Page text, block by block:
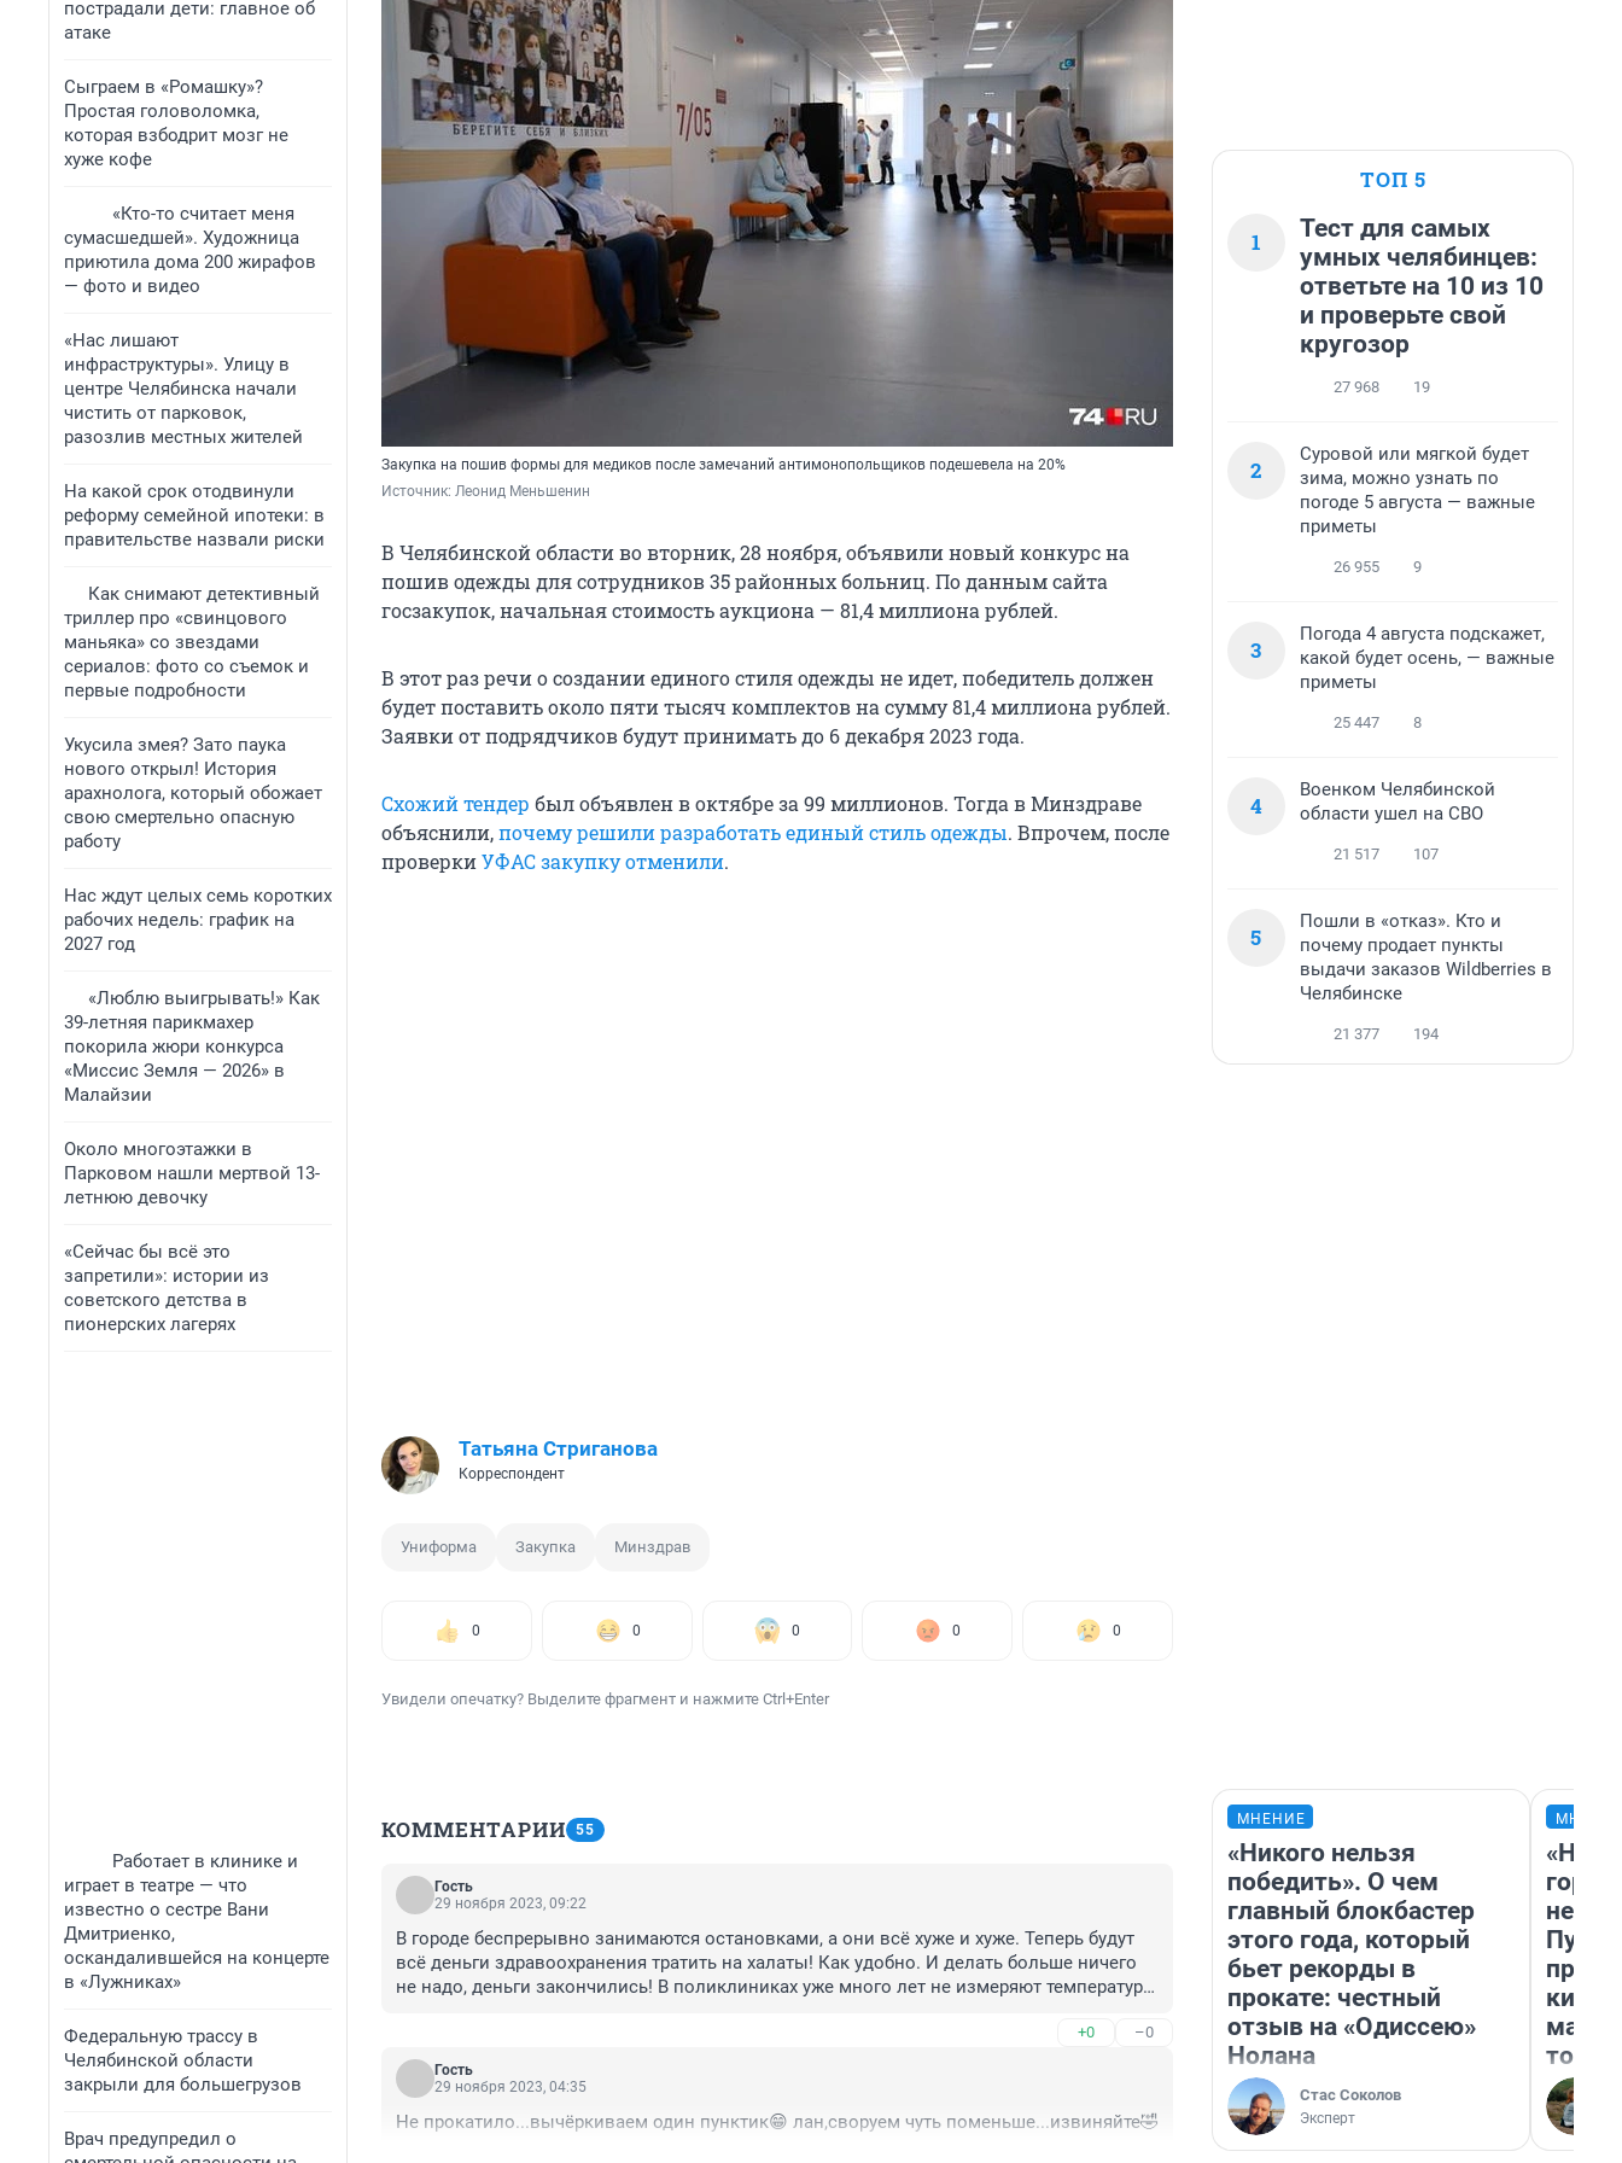
пострадали дети: главное об
атаке
Сыграем в «Ромашку»?
Простая головоломка,
которая взбодрит мозг не
хуже кофе
«Кто-то считает меня
сумасшедшей». Художница
приютила дома 200 жирафов
— фото и видео
«Нас лишают
инфраструктуры». Улицу в
центре Челябинска начали
чистить от парковок,
разозлив местных жителей
На какой срок отодвинули
реформу семейной ипотеки: в
правительстве назвали риски
Как снимают детективный
триллер про «свинцового
маньяка» со звездами
сериалов: фото со съемок и
первые подробности
Укусила змея? Зато паука
нового открыл! История
арахнолога, который обожает
свою смертельно опасную
работу
Нас ждут целых семь коротких
рабочих недель: график на
2027 год
«Люблю выигрывать!» Как
39-летняя парикмахер
покорила жюри конкурса
«Миссис Земля — 2026» в
Малайзии
Около многоэтажки в
Парковом нашли мертвой 13-
летнюю девочку
«Сейчас бы всё это
запретили»: истории из
советского детства в
пионерских лагерях
Работает в клинике и
играет в театре — что
известно о сестре Вани
Дмитриенко,
оскандалившейся на концерте
в «Лужниках»
Федеральную трассу в
Челябинской области
закрыли для большегрузов
Врач предупредил о
Закупка на пошив формы для медиков после замечаний антимонопольщиков подешевела на 20%
Источник: Леонид Меньшенин
В Челябинской области во вторник, 28 ноября, объявили новый конкурс на
пошив одежды для сотрудников 35 районных больниц. По данным сайта
госзакупок, начальная стоимость аукциона — 81,4 миллиона рублей.
В этот раз речи о создании единого стиля одежды не идет, победитель должен
будет поставить около пяти тысяч комплектов на сумму 81,4 миллиона рублей.
Заявки от подрядчиков будут принимать до 6 декабря 2023 года.
Схожий тендер был объявлен в октябре за 99 миллионов. Тогда в Минздраве
объяснили,почему решили разработать единый стиль одежды. Впрочем, после
проверкиУФАС закупку отменили.
Татьяна Стриганова
Корреспондент
Униформа Закупка Минздрав
0 0 0 0 0
Увидели опечатку? Выделите фрагмент и нажмите Ctrl+Enter
КОММЕНТАРИИ 55
Гость
29 ноября 2023, 09:22
В городе беспрерывно занимаются остановками, а они всё хуже и хуже. Теперь будут
всё деньги здравоохранения тратить на халаты! Как удобно. И делать больше ничего
не надо, деньги закончились! В поликлиниках уже много лет не измеряют температуру,
+0 –0
Гость
29 ноября 2023, 04:35
Не прокатило...вычёркиваем один пунктик😁 лан,своруем чуть поменьше...извиняйте🤣
ТОП 5
1
Тест для самых
умных челябинцев:
ответьте на 10 из 10
и проверьте свой
кругозор
27 968 19
2
Суровой или мягкой будет
зима, можно узнать по
погоде 5 августа — важные
приметы
26 955 9
3
Погода 4 августа подскажет,
какой будет осень, — важные
приметы
25 447 8
4
Военком Челябинской
области ушел на СВО
21 517 107
5
Пошли в «отказ». Кто и
почему продает пункты
выдачи заказов Wildberries в
Челябинске
21 377 194
МНЕНИЕ
«Никого нельзя
победить». О чем
главный блокбастер
этого года, который
бьет рекорды в
прокате: честный
отзыв на «Одиссею»
Нолана
Стас Соколов
Эксперт
«Нет
того